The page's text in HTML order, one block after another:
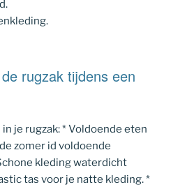
rugzak tijdens een
je rugzak: * Voldoende eten
zomer id voldoende
kleding waterdicht
tas voor je natte kleding. *